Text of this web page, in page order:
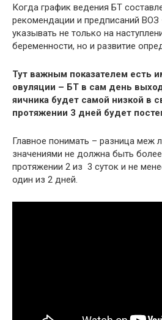
Когда график ведения БТ
рекомендации и предписаний ВОЗ
указывать не только на
беременности, но и развитие
Тут важным показателем есть
овуляции – БТ в сам день
яичника будет самой низкой в
протяжении 3 дней будет
Главное понимать – разница меж
значениями не должна быть
протяжении 2 из 3 суток и не
один из 2 дней.